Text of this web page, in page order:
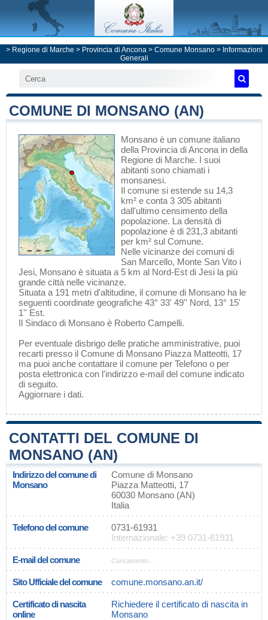
> Regione di Marche > Provincia di Ancona> Comune Monsano> Informazioni
Generali
COMUNE DI MONSANO (AN)
Monsano è un comune italiano
della Provincia di Ancona in della
Regione di Marche. I suoi
abitanti sono chiamati i
monsanesi.
Il comune si estende su 14,3
km² e conta 3 305 abitanti
dall'ultimo censimento della
popolazione. La densità di
popolazione è di 231,3 abitanti
per km² sul Comune.
Nelle vicinanze dei comuni di
San Marcello, Monte San Vito i
Jesi, Monsano è situata a 5 km al Nord-Est di Jesi la più
grande città nelle vicinanze.
Situata a 191 metri d'altitudine, il comune di Monsano ha le
seguenti coordinate geografiche 43° 33' 49'' Nord, 13° 15'
1'' Est.
Il Sindaco di Monsano è Roberto Campelli.
Per eventuale disbrigo delle pratiche amministrative, puoi
recarti presso il Comune di Monsano Piazza Matteotti, 17
ma puoi anche contattare il comune per Telefono o per
posta elettronica con l'indirizzo e-mail del comune indicato
di seguito.
Aggiornare i dati.
CONTATTI DEL COMUNE DI
MONSANO (AN)
Indirizzo del comune di
Monsano
Comune di Monsano
Piazza Matteotti, 17
60030 Monsano (AN)
Italia
Telefono del comune
0731-61931
Internazionale: +39 0731-61931
E-mail del comune Caricamento...
Sito Ufficiale del comune comune.monsano.an.it/
Certificato di nascita
online
Richiedere il certificato di nascita in
Monsano